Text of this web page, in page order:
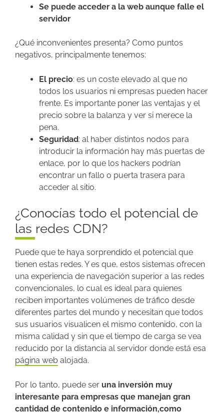
Se puede acceder a la web aunque falle el
servidor
¿Qué inconvenientes presenta? Como puntos
negativos, principalmente tenemos:
El precio: es un coste elevado al que no
todos los usuarios ni empresas pueden hacer
frente. Es importante poner las ventajas y el
precio sobre la balanza y ver si merece la
pena.
Seguridad: al haber distintos nodos para
introducir la información hay más puertas de
enlace, por lo que los hackers podrían
encontrar un fallo o puerta trasera para
acceder al sitio.
¿Conocías todo el potencial de
las redes CDN?
Puede que te haya sorprendido el potencial que
tienen estas redes. Y es que, estos sistemas ofrecen
una experiencia de navegación superior a las redes
convencionales, lo cual es ideal para quienes
reciben importantes volúmenes de tráfico desde
diferentes partes del mundo y necesitan que todos
sus usuarios visualicen el mismo contenido, con la
misma calidad y sin que el tiempo de carga se vea
reducido por la distancia al servidor donde está esa
página web alojada.
Por lo tanto, puede ser una inversión muy
interesante para empresas que manejan gran
cantidad de contenido e información,como